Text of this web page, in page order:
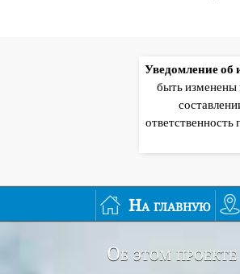
Уведомление об
быть изменены
На главную
Об этом проекте